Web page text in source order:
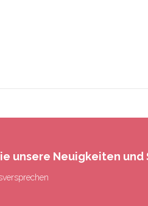
unsere Neuigkeiten